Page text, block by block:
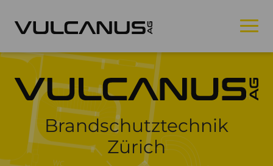
Brandschutztechnik
Zürich